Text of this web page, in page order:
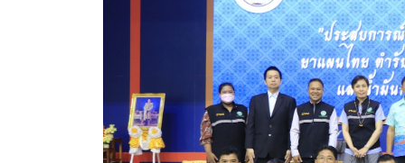
มาตรฐานการปฏิบัติงาน
แผนพัฒนาท้องถิ่น ของอบจ.สุพรรณบุรี
ข้อบัญญัติงบประมาณรายจ่ายประจำปี ของ อบจ.สุ